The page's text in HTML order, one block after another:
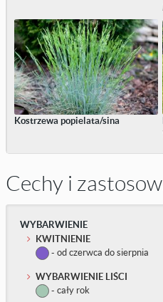
Kostrzewa popielata/sina
Cechy i
WYBARWIENIE
KWITNIENIE
- od czerwca do sierpnia
WYBARWIENIE LIŚCI
- cały rok